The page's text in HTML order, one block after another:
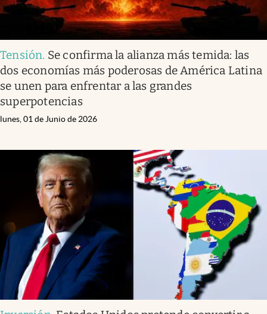
Tensión. Se confirma la alianza más temida: las
dos economías más poderosas de América Latina
se unen para enfrentar a las grandes
superpotencias
lunes, 01 de Junio de 2026